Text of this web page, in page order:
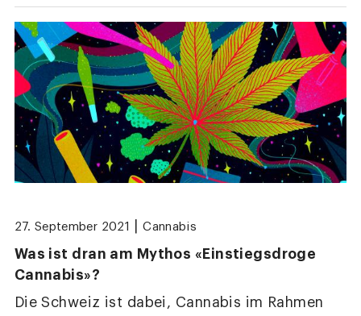
27. September 2021 Cannabis
Was ist dran am Mythos «Einstiegsdroge
Cannabis»?
Die Schweiz ist dabei, Cannabis im Rahmen